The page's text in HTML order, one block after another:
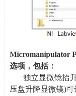
Micromanipulator
选项，包括：
独立显微镜抬
压盘升降显微镜)可